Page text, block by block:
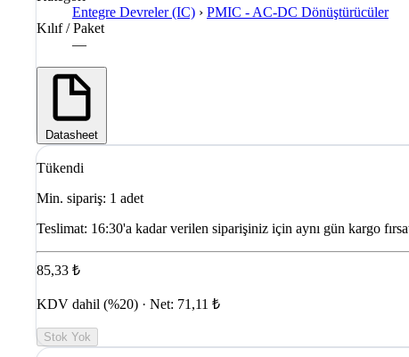
Entegre Devreler (IC) › PMIC - AC-DC Dönüştürücüler
Kılıf / Paket
—
Datasheet
Tükendi
Min. sipariş: 1 adet
Teslimat: 16:30'a kadar verilen siparişiniz için aynı gün kargo
85,33 ₺
KDV dahil (%20) · Net: 71,11 ₺
Stok Yok